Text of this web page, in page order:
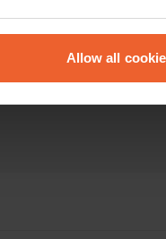
several meters
the
to analyse our traffic.
Allow all